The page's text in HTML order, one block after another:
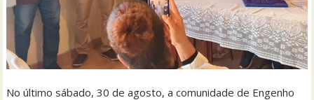
No último sábado, 30 de agosto, a comunidade de Engenho